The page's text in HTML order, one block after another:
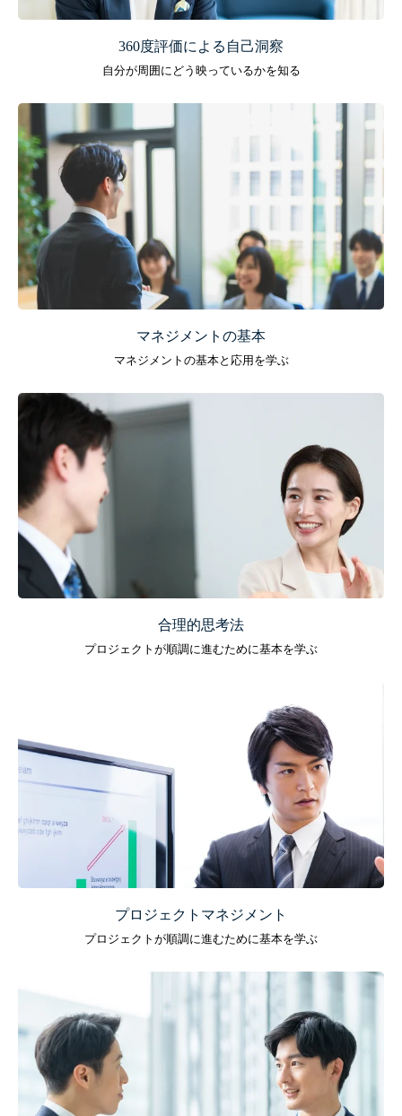
360度評価による自己洞察
自分が周囲にどう映っているかを知る
マネジメントの基本
マネジメントの基本と応用を学ぶ
合理的思考法
プロジェクトが順調に進むために基本を学ぶ
プロジェクトマネジメント
プロジェクトが順調に進むために基本を学ぶ